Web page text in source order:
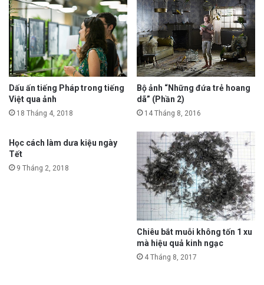
Dấu ấn tiếng Pháp trong tiếng
Việt qua ảnh
18 Tháng 4, 2018
Bộ ảnh “Những đứa trẻ hoang
dã” (Phần 2)
14 Tháng 8, 2016
Học cách làm dưa kiệu ngày
Tết
9 Tháng 2, 2018
Chiêu bắt muỗi không tốn 1 xu
mà hiệu quả kinh ngạc
4 Tháng 8, 2017